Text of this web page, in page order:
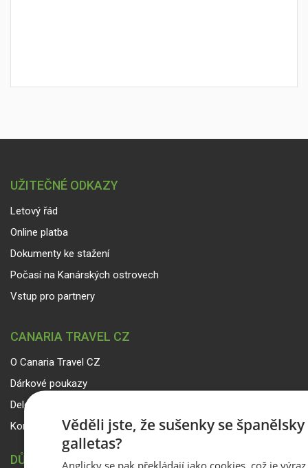
UŽITEČNÉ ODKAZY
Letový řád
Online platba
Dokumenty ke stažení
Počasí na Kanárských ostrovech
Vstup pro partnery
CANARIA TRAVEL CZ
O Canaria Travel CZ
Dárkové poukazy
Delegáti
Kontakty
DŮLEŽITÉ INFORMACE
Věděli jste, že sušenky se
galletas?
Anglicky se pak překládají jako cookies, což je